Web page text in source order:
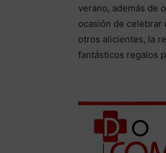
verano, además de
ocasión de celebrar
otros alicientes, la
fantásticos regalos